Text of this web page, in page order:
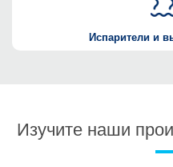
Испарители и
Изучите наши